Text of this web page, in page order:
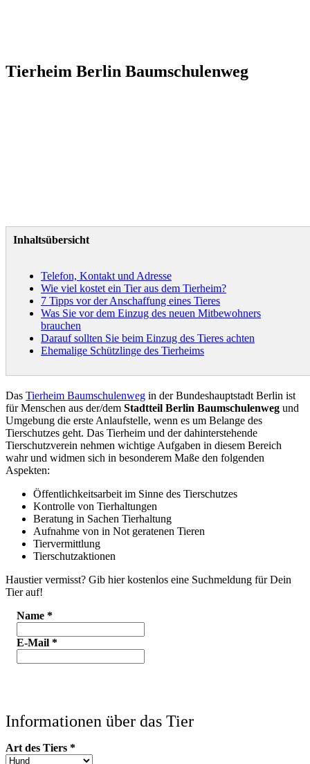
Tierheim Berlin Baumschulenweg
Inhaltsübersicht
Telefon, Kontakt und Adresse
Wie viel kostet ein Tier aus dem Tierheim?
7 Tipps vor der Anschaffung eines Tieres
Was Sie vor dem Einzug des neuen Mitbewohners
brauchen
Darauf sollten Sie beim Einzug des Tieres achten
Ehemalige Schützlinge des Tierheims
Das Tierheim Baumschulenweg in der Bundeshauptstadt Berlin ist
für Menschen aus der/dem Stadtteil Berlin Baumschulenweg und
Umgebung die erste Anlaufstelle, wenn es um Belange des
Tierschutzes geht. Das Tierheim und der dahinterstehende
Tierschutzverein nehmen wichtige Aufgaben in diesem Bereich
wahr und widmen sich in besonderem Maße den folgenden
Aspekten:
Öffentlichkeitsarbeit im Sinne des Tierschutzes
Kontrolle von Tierhaltungen
Beratung in Sachen Tierhaltung
Aufnahme von in Not geratenen Tieren
Tiervermittlung
Tierschutzaktionen
Haustier vermisst? Gib hier kostenlos eine Suchmeldung für Dein
Tier auf!
Name *
E-Mail *
Informationen über das Tier
Art des Tiers *